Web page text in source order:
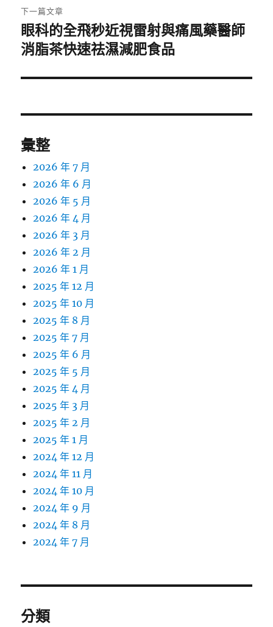
章:
下一篇文章
下
一
文
眼科的全飛秒近視雷射與痛風藥醫師
消脂茶快速祛濕減肥食品
彙整
2026 年 7 月
2026 年 6 月
2026 年 5 月
2026 年 4 月
2026 年 3 月
2026 年 2 月
2026 年 1 月
2025 年 12 月
2025 年 10 月
2025 年 8 月
2025 年 7 月
2025 年 6 月
2025 年 5 月
2025 年 4 月
2025 年 3 月
2025 年 2 月
2025 年 1 月
2024 年 12 月
2024 年 11 月
2024 年 10 月
2024 年 9 月
2024 年 8 月
2024 年 7 月
分類